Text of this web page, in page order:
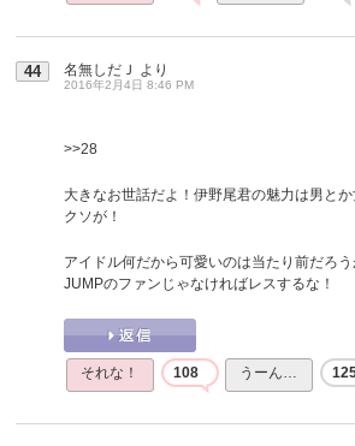
44 名無しだＪ より
2016年2月4日 8:46 PM
>>28
大きなお世話だよ！伊野尾君の魅力は男と
クソが！
アイドル何だから可愛いのは当たり前だろう
JUMPのファンじゃなければレスするな！
それな！ 108 うーん…